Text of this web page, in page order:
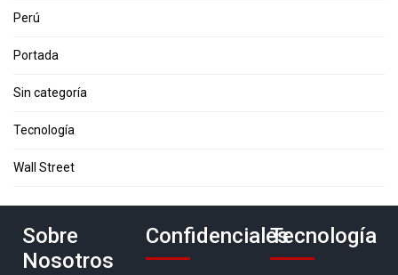
Perú
Portada
Sin categoría
Tecnología
Wall Street
Sobre
Nosotros
ConfidencialesTecnología